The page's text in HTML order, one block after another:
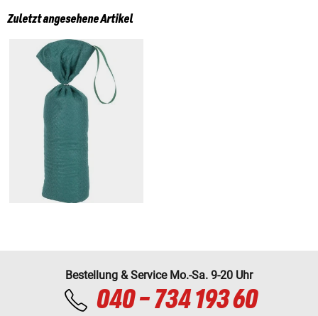
Zuletzt angesehene Artikel
Bestellung & Service Mo.-Sa. 9-20 Uhr
040 - 734 193 60